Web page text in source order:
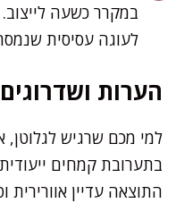
במקרר כשעה
לעוגה עסיסית
הערות ושדרוגים
למי מכם שרגיש
בתערובת קמחים ייעודית
התוצאה עדיין אוורירית